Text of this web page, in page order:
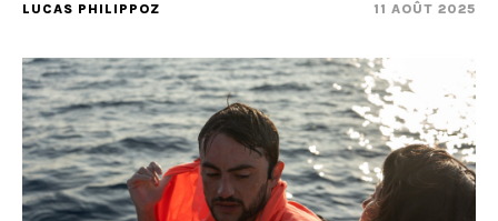
LUCAS PHILIPPOZ 11 AOÛT 2025